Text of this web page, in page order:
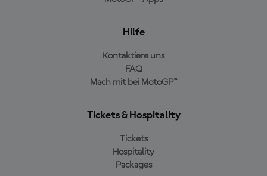
Hilfe
Kontaktiere uns
FAQ
Mach mit bei MotoGP™
Tickets & Hospitality
Tickets
Hospitality
Packages